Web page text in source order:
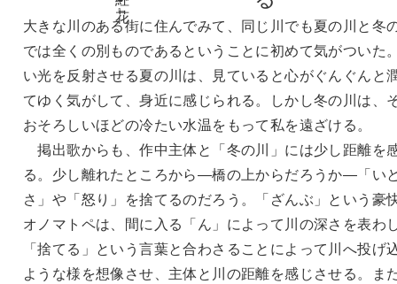
大きな川のある街に住んでみて、同じ川でも夏の川と冬
では全くの別ものであるということに初めて気がついた
い光を反射させる夏の川は、見ていると心がぐんぐんと
てゆく気がして、身近に感じられる。しかし冬の川は、
おそろしいほどの冷たい水温をもって私を遠ざける。
掲出歌からも、作中主体と「冬の川」には少し距離を
る。少し離れたところから―橋の上からだろうか―「い
さ」や「怒り」を捨てるのだろう。「ざんぶ」という豪
オノマトペは、間に入る「ん」によって川の深さを表わ
「捨てる」という言葉と合わさることによって川へ投げ
ような様を想像させ、主体と川の距離を感じさせる。ま